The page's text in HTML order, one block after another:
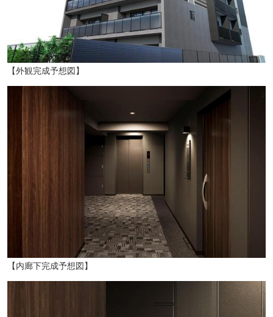
肉匠 さわ田（徒歩2分・約160m）
【外観完成予想図】
【内廊下完成予想図】